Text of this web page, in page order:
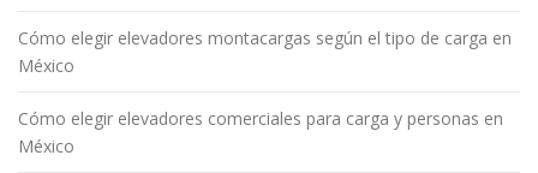
Cómo elegir elevadores montacargas según el tipo de carga en
México
Cómo elegir elevadores comerciales para carga y personas en
México